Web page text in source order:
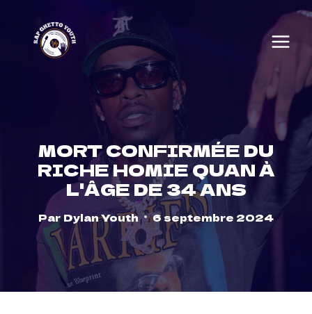
content
MORT CONFIRMÉE DU
RICHE HOMIE QUAN À
L'ÂGE DE 34 ANS
Par Dylan Youth 6 septembre 2024